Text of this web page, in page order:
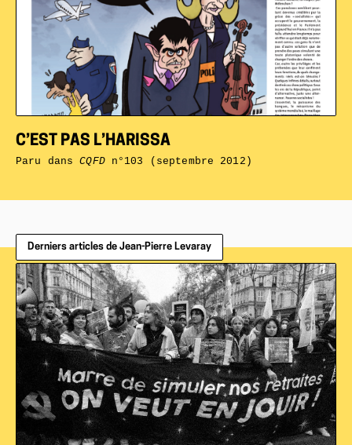
C’EST PAS L’HARISSA
Paru dansCQFDn°103 (septembre 2012)
Derniers articles de Jean-Pierre Levaray